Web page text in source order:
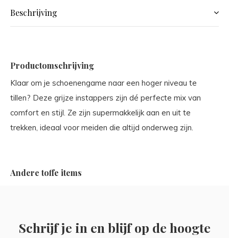
Beschrijving
Productomschrijving
Klaar om je schoenengame naar een hoger niveau te
tillen? Deze grijze instappers zijn dé perfecte mix van
comfort en stijl. Ze zijn supermakkelijk aan en uit te
trekken, ideaal voor meiden die altijd onderweg zijn.
Andere toffe items
Schrijf je in en blijf op de hoogte